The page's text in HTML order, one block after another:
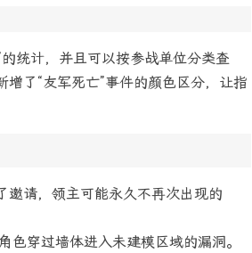
统计，并且可以按参战单位分类查
了“友军死亡”事件的颜色区分，让指
邀请，领主可能永久不再次出现的
穿过墙体进入未建模区域的漏洞。